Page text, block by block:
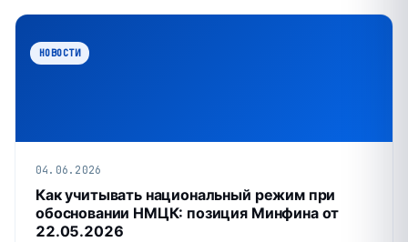
НОВОСТИ
04.06.2026
Как учитывать национальный режим при
обосновании НМЦК: позиция Минфина от
22.05.2026